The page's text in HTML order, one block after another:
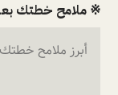
※ ملامح خطتك